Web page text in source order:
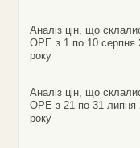
Аналіз цін, що
ОРЕ з 1 по 10 серпня
року
Аналіз цін, що
ОРЕ з 21 по 31 липня
року